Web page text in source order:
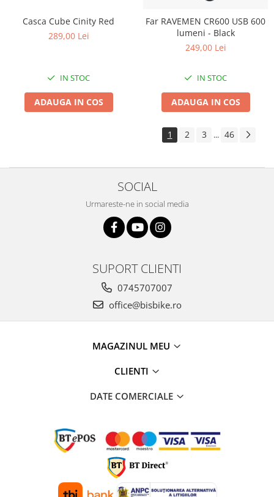
Casca Cube Cinity Red
289,00 Lei
IN STOC
ADAUGA IN COS
Far RAVEMEN CR600 USB 600
lumeni - Black
249,00 Lei
IN STOC
ADAUGA IN COS
1 2 3 ... 46
SOCIAL
Urmareste-ne in social media
SUPORT CLIENTI
0745707007
office@bisbike.ro
MAGAZINUL MEU
CLIENTI
DATE COMERCIALE